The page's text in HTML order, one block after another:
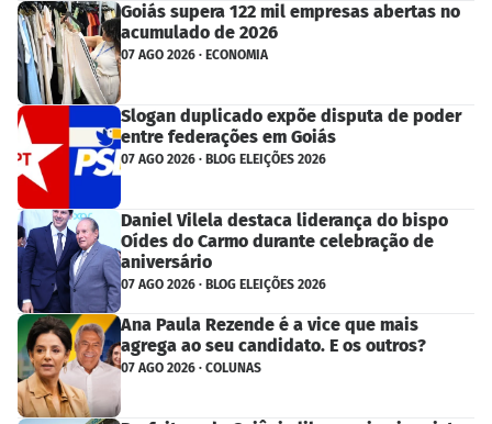
Goiás supera 122 mil empresas abertas no
acumulado de 2026
07 AGO 2026 · ECONOMIA
Slogan duplicado expõe disputa de poder
entre federações em Goiás
07 AGO 2026 · BLOG ELEIÇÕES 2026
Daniel Vilela destaca liderança do bispo
Oídes do Carmo durante celebração de
aniversário
07 AGO 2026 · BLOG ELEIÇÕES 2026
Ana Paula Rezende é a vice que mais
agrega ao seu candidato. E os outros?
07 AGO 2026 · COLUNAS